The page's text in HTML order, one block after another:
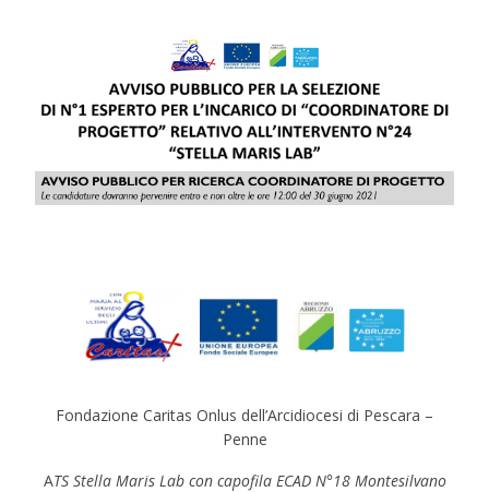
Fondazione Caritas Onlus dell’Arcidiocesi di Pescara –
Penne
ATS Stella Maris Lab con capofila ECAD N°18 Montesilvano